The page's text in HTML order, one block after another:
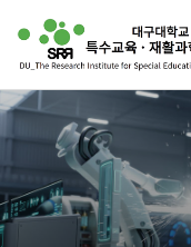
주
메
뉴